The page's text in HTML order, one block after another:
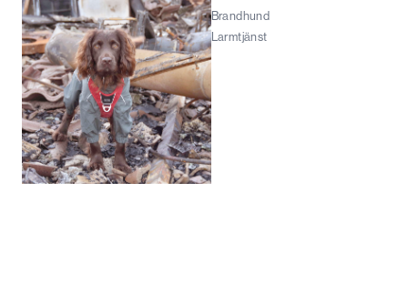
Brandhund
Larmtjänst